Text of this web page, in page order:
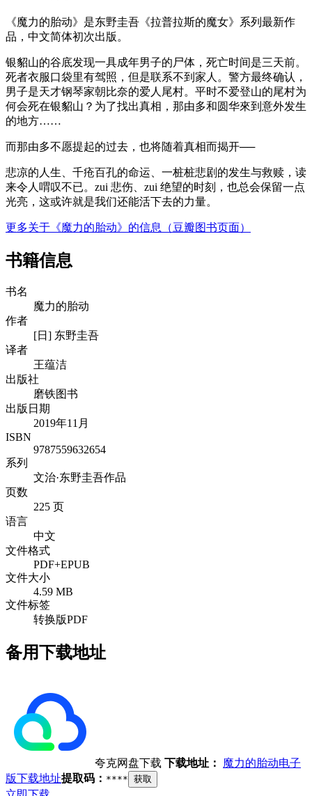
《魔力的胎动》是东野圭吾《拉普拉斯的魔女》系列最新作
品，中文简体初次出版。
银貂山的谷底发现一具成年男子的尸体，死亡时间是三天前。
死者衣服口袋里有驾照，但是联系不到家人。警方最终确认，
男子是天才钢琴家朝比奈的爱人尾村。平时不爱登山的尾村为
何会死在银貂山？为了找出真相，那由多和圆华來到意外发生
的地方……
而那由多不愿提起的过去，也将随着真相而揭开──
悲凉的人生、千疮百孔的命运、一桩桩悲剧的发生与救赎，读
来令人喟叹不已。zui 悲伤、zui 绝望的时刻，也总会保留一点
光亮，这或许就是我们还能活下去的力量。
更多关于《魔力的胎动》的信息（豆瓣图书页面）
书籍信息
书名
魔力的胎动
作者
[日] 东野圭吾
译者
王蕴洁
出版社
磨铁图书
出版日期
2019年11月
ISBN
9787559632654
系列
文治·东野圭吾作品
页数
225 页
语言
中文
文件格式
PDF+EPUB
文件大小
4.59 MB
文件标签
转换版PDF
备用下载地址
夸克网盘下载 下载地址： 魔力的胎动电子
版下载地址提取码： **** 获取